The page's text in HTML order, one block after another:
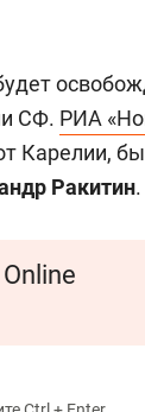
СФ. РИА
Карелии,
Ракитин.